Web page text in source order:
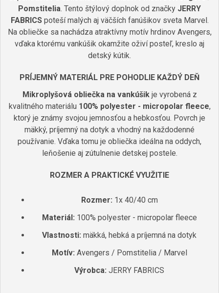
Pomstitelia. Tento štýlový doplnok od značky JERRY
FABRICSpoteší malých aj väčších fanúšikov sveta Marvel.
Na obliečke sa nachádza atraktívny motív hrdinov Avengers,
vďaka ktorému vankúšik okamžite oživí posteľ, kreslo aj
detský kútik.
PRÍJEMNÝ MATERIÁL PRE POHODLIE KAŽDÝ DEŇ
Mikroplyšová obliečka na vankúšikje vyrobená z
kvalitného materiálu 100% polyester - micropolar fleece,
ktorý je známy svojou jemnosťou a hebkosťou. Povrch je
mäkký, príjemný na dotyk a vhodný na každodenné
používanie. Vďaka tomu je obliečka ideálna na oddych,
leňošenie aj zútulnenie detskej postele.
ROZMER A PRAKTICKÉ VYUŽITIE
Rozmer: 1x 40/40 cm
Materiál: 100% polyester - micropolar fleece
Vlastnosti: mäkká, hebká a príjemná na dotyk
Motív: Avengers / Pomstitelia / Marvel
Výrobca: JERRY FABRICS